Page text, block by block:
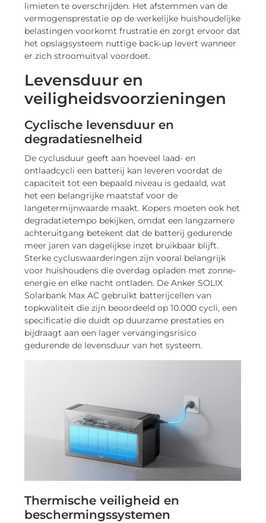
limieten te overschrijden. Het afstemmen van de
vermogensprestatie op de werkelijke huishoudelijke
belastingen voorkomt frustratie en zorgt ervoor dat
het opslagsysteem nuttige back‑up levert wanneer
er zich stroomuitval voordoet.
Levensduur en
veiligheidsvoorzieningen
Cyclische levensduur en
degradatiesnelheid
De cyclusduur geeft aan hoeveel laad- en
ontlaadcycli een batterij kan leveren voordat de
capaciteit tot een bepaald niveau is gedaald, wat
het een belangrijke maatstaf voor de
langetermijnwaarde maakt. Kopers moeten ook het
degradatietempo bekijken, omdat een langzamere
achteruitgang betekent dat de batterij gedurende
meer jaren van dagelijkse inzet bruikbaar blijft.
Sterke cycluswaarderingen zijn vooral belangrijk
voor huishoudens die overdag opladen met zonne-
energie en elke nacht ontladen. De Anker SOLIX
Solarbank Max AC gebruikt batterijcellen van
topkwaliteit die zijn beoordeeld op 10.000 cycli, een
specificatie die duidt op duurzame prestaties en
bijdraagt aan een lager vervangingsrisico
gedurende de levensduur van het systeem.
Thermische veiligheid en
beschermingssystemen